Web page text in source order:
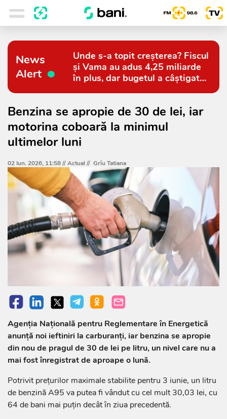
News
Alert
Unde s-a topit creșterea? Fiscul
și Vama au adus 4,25 miliarde
în plus, dar bugetul a câștigat
Benzina se apropie de 30 de lei, iar
motorina coboară la minimul
ultimelor luni
02 Iun. 2026, 11:58 //Actual// Grîu Tatiana
Agenția Națională pentru Reglementare în Energetică
anunță noi ieftiniri la carburanți, iar benzina se apropie
din nou de pragul de 30 de lei pe litru, un nivel care nu a
mai fost înregistrat de aproape o lună.
Potrivit prețurilor maximale stabilite pentru 3 iunie, un litru
de benzină A95 va putea fi vândut cu cel mult 30,03 lei, cu
64 de bani mai puțin decât în ziua precedentă.